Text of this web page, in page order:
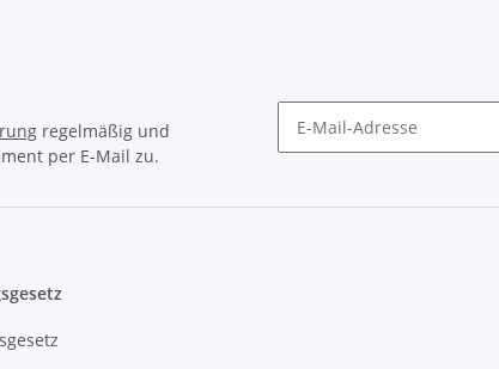
regelmäßig und
per E-Mail zu.